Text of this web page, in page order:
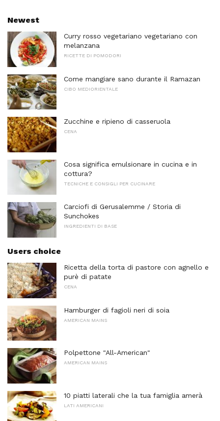
Newest
Curry rosso vegetariano vegetariano con
melanzana
RICETTE DI POMODORI
Come mangiare sano durante il Ramazan
CIBO MEDIORIENTALE
Zucchine e ripieno di casseruola
CENA
Cosa significa emulsionare in cucina e in
cottura?
TECNICHE E CONSIGLI PER CUCINARE
Carciofi di Gerusalemme / Storia di
Sunchokes
INGREDIENTI DI BASE
Users choice
Ricetta della torta di pastore con agnello e
purè di patate
CENA
Hamburger di fagioli neri di soia
AMERICAN MAINS
Polpettone "All-American"
AMERICAN MAINS
10 piatti laterali che la tua famiglia amerà
LATI AMERICANI